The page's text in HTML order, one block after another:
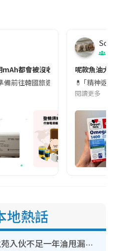
都會被沒收😱出發前切記檢查
備前往韓國旅遊的民眾，近期要
Soul
呢款魚油大
💊 ｢精神返
閱讀更多
地熱話
「居屋王」啟德啟悅苑入伙不足一年淪甩漏之王！插頭噴火花致大停電 多戶業主全屋家電報銷